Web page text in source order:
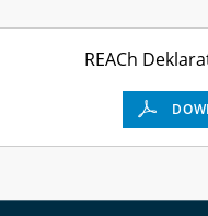
REACh